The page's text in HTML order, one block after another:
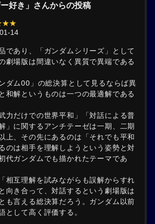
好き」さんからの投稿
14
であり、「ガンダムシリーズ」として
劇場版は間違いなく異質で異端である
ダム00」の総決算として見るならば異
和解というものは一つの最適解である
力だけでの世界平和」「対話による普
」に関するアンチテーゼは一期、二期
上、その先にあるのは「それでも平和
のは相手を理解しようという姿勢と対
代ガンダムでも描かれたテーマであ
相互理解を試みながらも誤解からすれ
向き合って、対話するという劇場版は
も言える総決算だろう。ガンダム以前
として高く評価する。